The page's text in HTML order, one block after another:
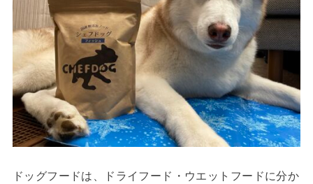
ドッグフードは、ドライフード・ウエットフードに分か